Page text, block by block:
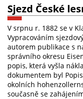
Sjezd České
V srpnu r. 1882 se v
Vypracováním
autorem publikace s
správního okresu
popis, která vyšla
dokumentem byl
okolních
současně se